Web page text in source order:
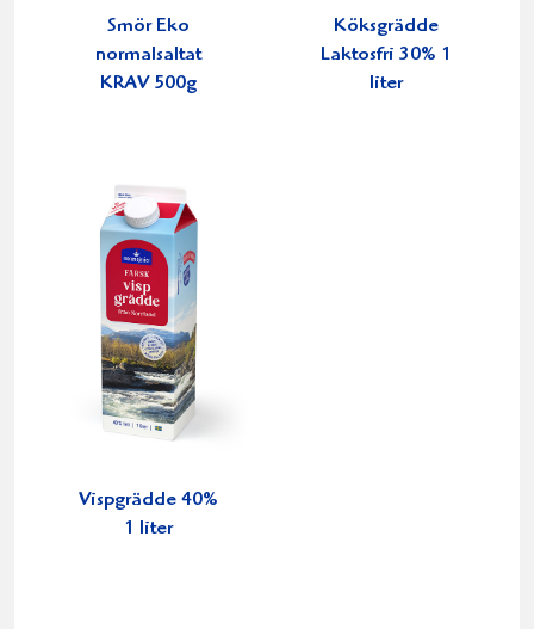
Smör Eko
normalsaltat
KRAV 500g
Köksgrädde
Laktosfri 30% 1
liter
Vispgrädde 40%
1 liter